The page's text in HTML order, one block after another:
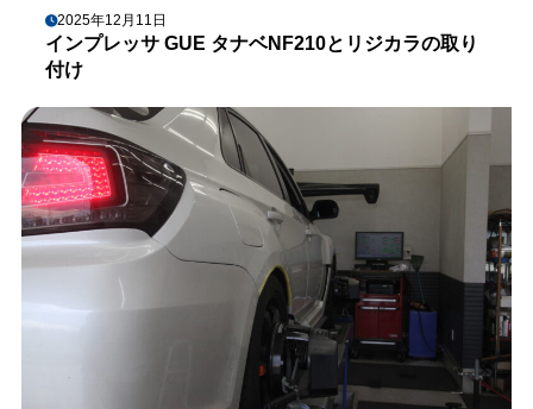
2025年12月11日
インプレッサ GUE タナベNF210とリジカラの取り
付け